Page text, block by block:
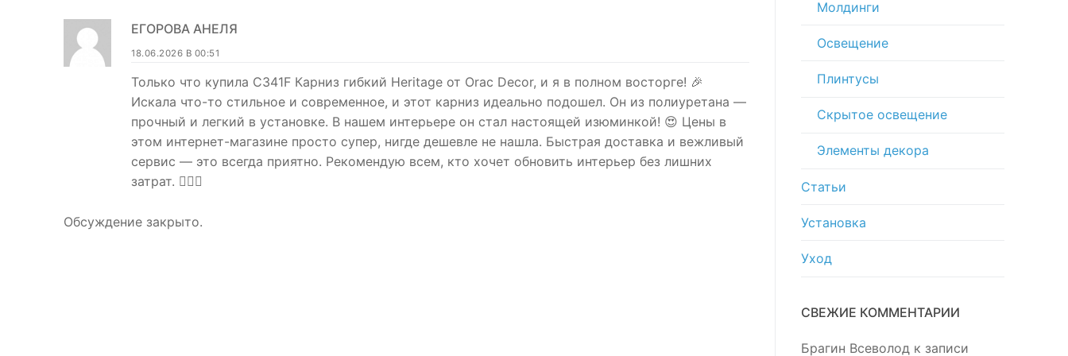
ЕГОРОВА АНЕЛЯ
18.06.2026 В 00:51
Только что купила C341F Карниз гибкий Heritage от Orac Decor, и я в полном восторге! 🎉
Искала что-то стильное и современное, и этот карниз идеально подошел. Он из полиуретана —
прочный и легкий в установке. В нашем интерьере он стал настоящей изюминкой! 😍 Цены в
этом интернет-магазине просто супер, нигде дешевле не нашла. Быстрая доставка и вежливый
сервис — это всегда приятно. Рекомендую всем, кто хочет обновить интерьер без лишних
затрат. 👍🏻💕
Обсуждение закрыто.
Молдинги
Освещение
Плинтусы
Скрытое освещение
Элементы декора
Статьи
Установка
Уход
СВЕЖИЕ КОММЕНТАРИИ
Брагин Всеволод к записи